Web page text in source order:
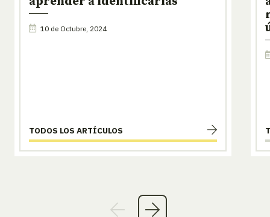
10 de Octubre, 2024
TODOS LOS ARTÍCULOS